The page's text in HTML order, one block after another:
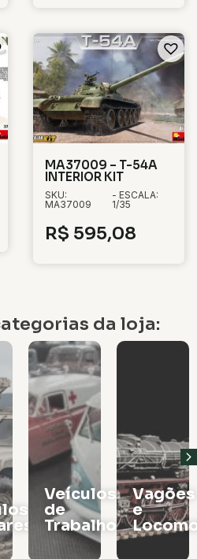
MA37009 – T-54A
INTERIOR KIT
SKU:
MA37009
- ESCALA:
1/35
R$ 595,08
da loja:
Veículos
de
Trabalho
Vagões
e